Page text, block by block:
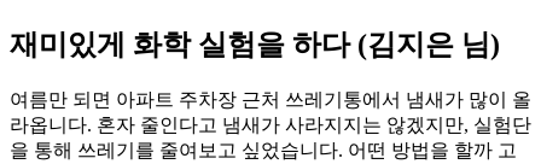
재미있게 화학 실험을 하다 (김지은 님)
여름만 되면 아파트 주차장 근처 쓰레기통에서 냄새가 많이 올
라옵니다. 혼자 줄인다고 냄새가 사라지지는 않겠지만, 실험단
을 통해 쓰레기를 줄여보고 싶었습니다. 어떤 방법을 할까 고